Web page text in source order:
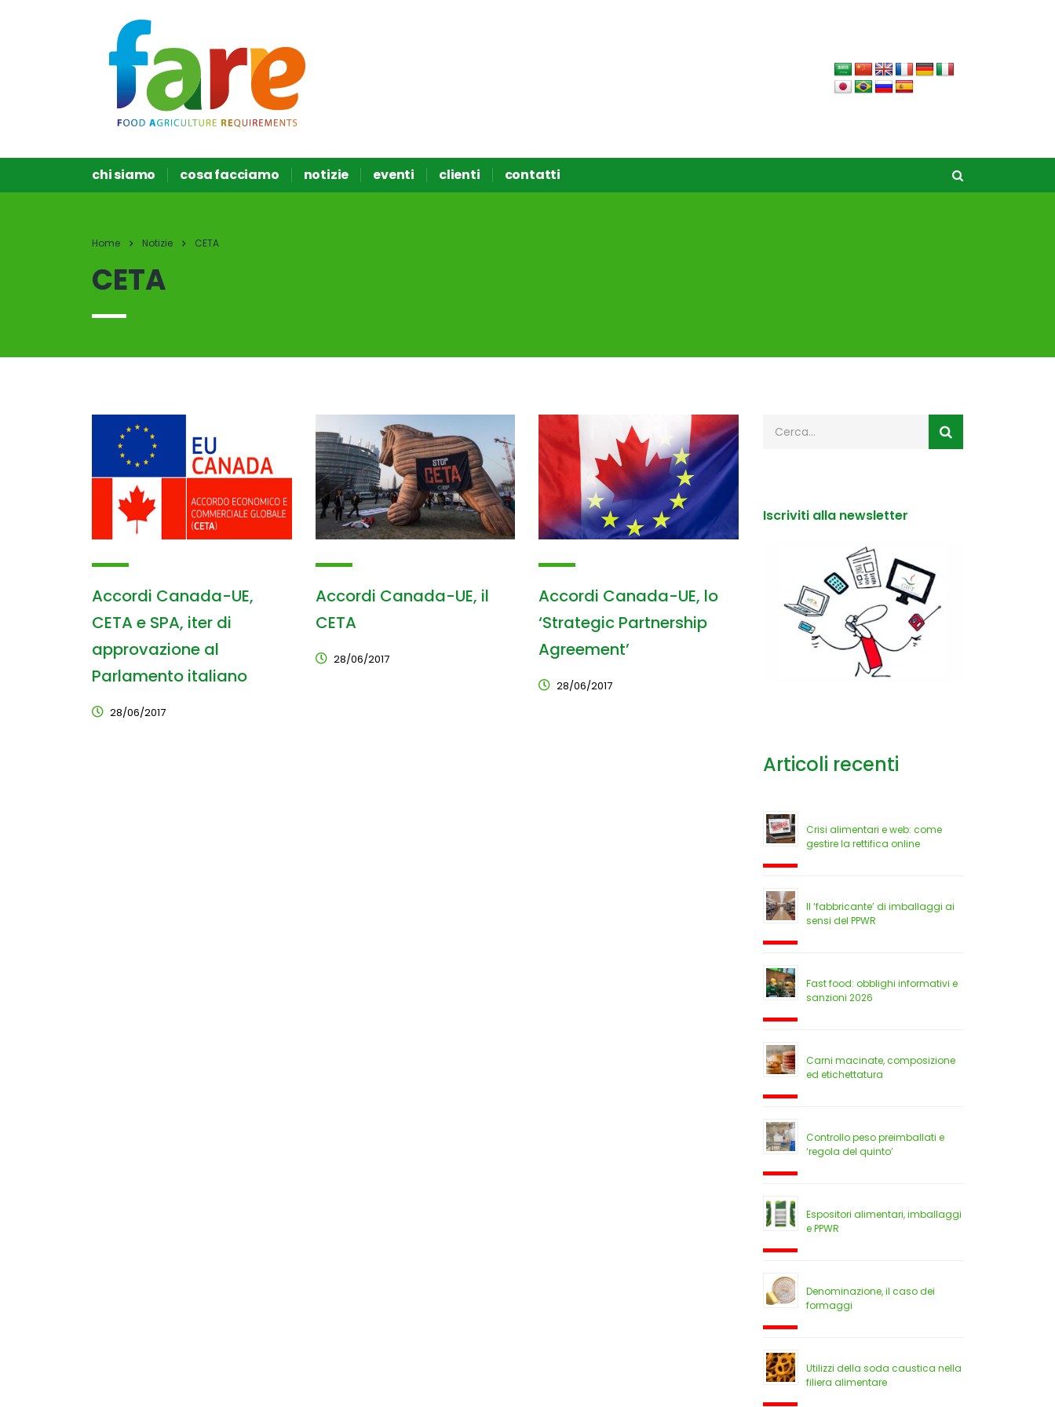
chi siamo cosa facciamo notizie eventi clienti contatti
Home Notizie CETA
CETA
Accordi Canada-UE,
CETA e SPA, iter di
approvazione al
Parlamento italiano
28/06/2017
Accordi Canada-UE, il
CETA
28/06/2017
Accordi Canada-UE, lo
‘Strategic Partnership
Agreement’
28/06/2017
Iscriviti alla newsletter
Articoli recenti
Crisi alimentari e web: come
gestire la rettifica online
Il ‘fabbricante’ di imballaggi ai
sensi del PPWR
Fast food: obblighi informativi e
sanzioni 2026
Carni macinate, composizione
ed etichettatura
Controllo peso preimballati e
‘regola del quinto’
Espositori alimentari, imballaggi
e PPWR
Denominazione, il caso dei
formaggi
Utilizzi della soda caustica nella
filiera alimentare